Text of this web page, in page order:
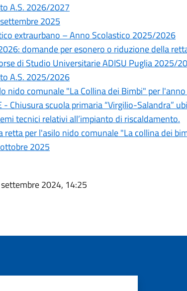
A.S. 2026/2027
2025
extraurbano – Anno Scolastico 2025/2026
domande per esonero o riduzione della
di Studio Universitarie ADISU Puglia 2025/
A.S. 2025/2026
nido comunale "La Collina dei Bimbi" per
- Chiusura scuola primaria “Virgilio-Salandra”
tecnici relativi all’impianto di riscaldamento.
retta per l'asilo nido comunale "La collina dei
2025
2024, 14:25